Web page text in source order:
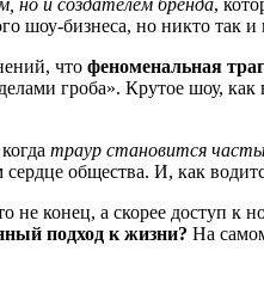
шоу-бизнеса, но никто так
что феноменальная
гроба». Крутое шоу,
траур становится
сердце общества. И, как
не конец, а скорее доступ к
подход к жизни? На